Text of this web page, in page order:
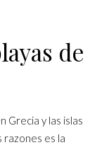
de
Grecia y las islas
razones es la